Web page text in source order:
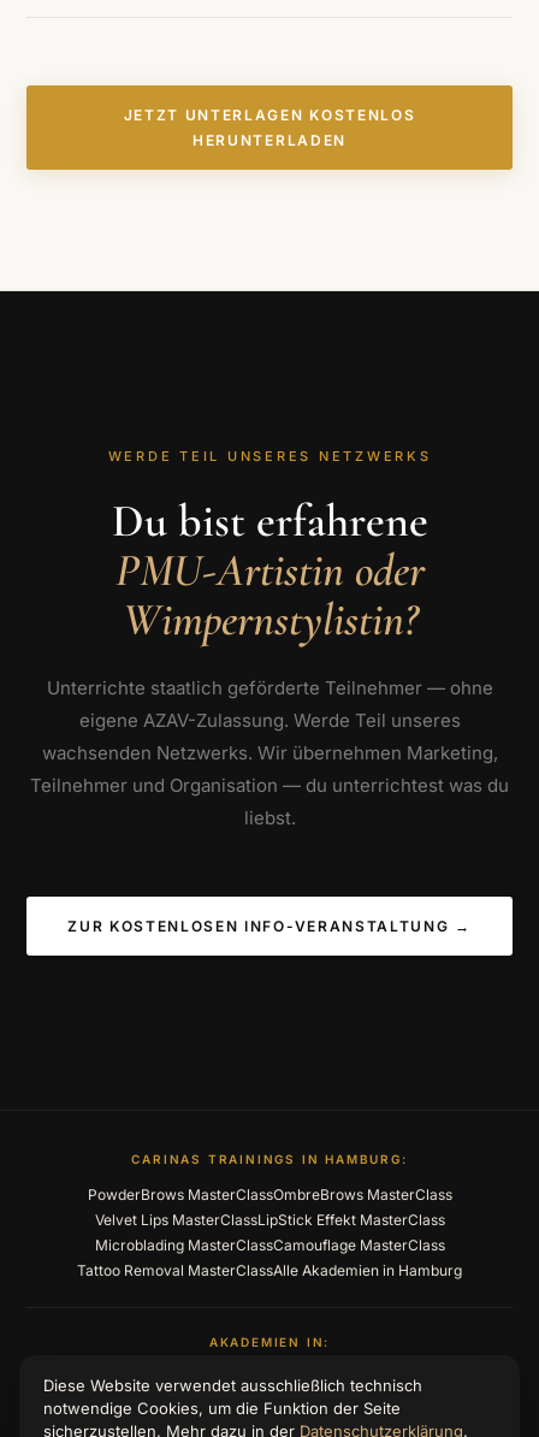
JETZT UNTERLAGEN KOSTENLOS
HERUNTERLADEN
WERDE TEIL UNSERES NETZWERKS
Du bist erfahrene
PMU-Artistin oder
Wimpernstylistin?
Unterrichte staatlich geförderte Teilnehmer — ohne
eigene AZAV-Zulassung. Werde Teil unseres
wachsenden Netzwerks. Wir übernehmen Marketing,
Teilnehmer und Organisation — du unterrichtest was du
liebst.
ZUR KOSTENLOSEN INFO-VERANSTALTUNG →
CARINAS TRAININGS IN HAMBURG:
PowderBrows MasterClassOmbreBrows MasterClass
Velvet Lips MasterClassLipStick Effekt MasterClass
Microblading MasterClassCamouflage MasterClass
Tattoo Removal MasterClassAlle Akademien in Hamburg
AKADEMIEN IN:
Berlin Hamburg Essen Mainz Ulm
Diese Website verwendet ausschließlich technisch
notwendige Cookies, um die Funktion der Seite
sicherzustellen. Mehr dazu in der Datenschutzerklärung.